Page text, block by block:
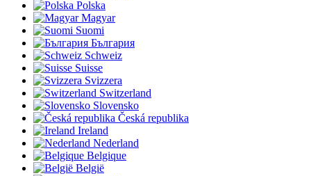
Polska
Magyar
Suomi
България
Schweiz
Suisse
Svizzera
Switzerland
Slovensko
Česká republika
Ireland
Nederland
Belgique
België